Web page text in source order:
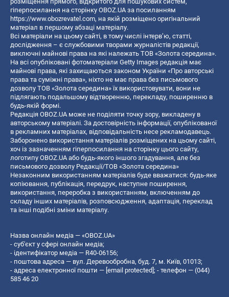
гіперпосилання на сторінку OBOZ.UA за посиланням
https://www.obozrevatel.com, на якій розміщено оригінальний
матеріал в першому абзаці матеріалу.
Всі матеріали на цьому сайті, в тому числі інтерв’ю, статті,
дослідження – є службовими творами журналістів редакції,
виключні майнові права на які належать ТОВ «Золота середина».
На всі опубліковані фотоматеріали Getty Images редакція має
майнові права, які захищаються законом України «Про авторські
права та суміжні права», ніхто не має права без письмового
дозволу ТОВ «Золота середина» їх використовувати, вони не
підлягають подальшому відтворенню, перекладу, поширенню в
будь-якій формі.
Редакція OBOZ.UA може не поділяти точку зору, викладену в
авторському матеріалі. За достовірність інформації, опублікованої
в рекламних матеріалах, відповідальність несе рекламодавець.
Заборонено використання матеріалів розміщених на цьому сайті,
хоч із зазначенням гіперпосилання на сторінку цього сайту,
логотипу OBOZ.UA або будь-якого іншого згадування, але без
письмового дозволу Редакції/ТОВ «Золота середина»
Незаконним використанням матеріалів буде вважатися: будь-яке
копiювання, публiкацiя, передрук, наступне поширення,
використання, переробка з використанням, включенням до
складу інших матеріалів, розповсюдження, адаптація, переклад
та інші подібні зміни матеріалу.
Назва онлайн медіа — «OBOZ.UA»
- суб'єкт у сфері онлайн медіа;
- ідентифікатор медіа — R40-06156;
- поштова адреса — вул. Деревообробна, буд. 7, м. Київ, 01013;
- адреса електронної пошти — [email protected]; - телефон — (044)
585 46 20